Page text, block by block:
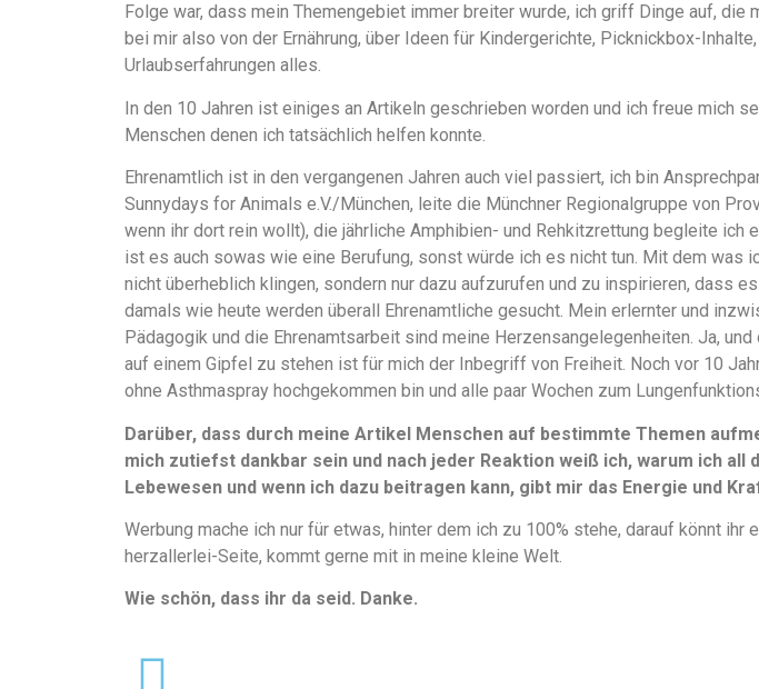
Folge war, dass mein Themengebiet immer breiter wurde, ich griff Dinge auf,
bei mir also von der Ernährung, über Ideen für Kindergerichte, Picknickbox-
Urlaubserfahrungen alles.
In den 10 Jahren ist einiges an Artikeln geschrieben worden und ich freue mich
Menschen denen ich tatsächlich helfen konnte.
Ehrenamtlich ist in den vergangenen Jahren auch viel passiert, ich bin
Sunnydays for Animals e.V./München, leite die Münchner Regionalgruppe von
wenn ihr dort rein wollt), die jährliche Amphibien- und Rehkitzrettung begleite
ist es auch sowas wie eine Berufung, sonst würde ich es nicht tun. Mit dem
nicht überheblich klingen, sondern nur dazu aufzurufen und zu inspirieren, dass
damals wie heute werden überall Ehrenamtliche gesucht. Mein erlernter und
Pädagogik und die Ehrenamtsarbeit sind meine Herzensangelegenheiten. Ja,
auf einem Gipfel zu stehen ist für mich der Inbegriff von Freiheit. Noch vor 10
ohne Asthmaspray hochgekommen bin und alle paar Wochen zum
Darüber, dass durch meine Artikel Menschen auf bestimmte Themen
mich zutiefst dankbar sein und nach jeder Reaktion weiß ich, warum ich
Lebewesen und wenn ich dazu beitragen kann, gibt mir das Energie und
Werbung mache ich nur für etwas, hinter dem ich zu 100% stehe, darauf könnt
herzallerlei-Seite, kommt gerne mit in meine kleine Welt.
Wie schön, dass ihr da seid. Danke.